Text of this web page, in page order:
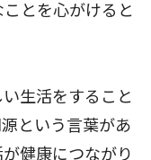
とを心がけると
生活をすること
という言葉があ
健康につながり